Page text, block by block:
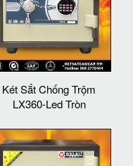
Két Sắt Chống Trộm
LX360-Led Tròn